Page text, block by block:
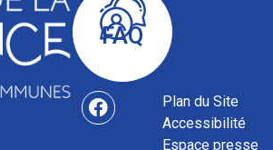
FAQ
Plan du Site
Accessibilité
Espace presse